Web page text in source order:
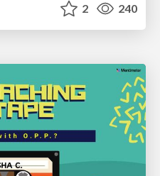
2 240